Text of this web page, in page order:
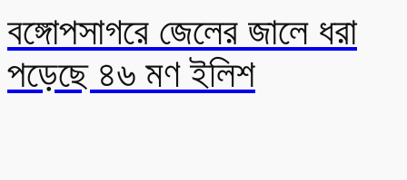
বঙ্গোপসাগরে জেলের জালে ধরা
পড়েছে ৪৬ মণ ইলিশ